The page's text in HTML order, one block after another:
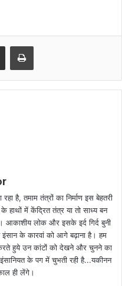
है, तमाम तंत्रों का निर्माण इस बेहतरी
में केंद्रित तंत्र या तो साध्य बन
आकाशीय लोक और इसके इर्द गिर्द बुनी
के कारवां को आगे बढ़ाना है। हम
हुये उन कांटों को देखने और चुनने का
के पग में चुभती रही है...यकीनन
ही लेंगे।